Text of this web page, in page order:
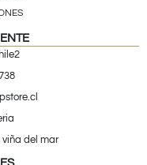
viña del mar